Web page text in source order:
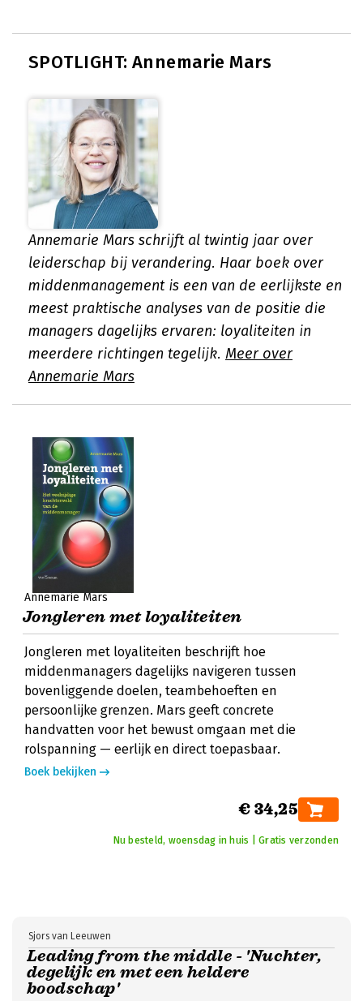
SPOTLIGHT: Annemarie Mars
Annemarie Mars schrijft al twintig jaar over
leiderschap bij verandering. Haar boek over
middenmanagement is een van de eerlijkste en
meest praktische analyses van de positie die
managers dagelijks ervaren: loyaliteiten in
meerdere richtingen tegelijk. Meer over
Annemarie Mars
Annemarie Mars
Jongleren met loyaliteiten
Jongleren met loyaliteiten beschrijft hoe
middenmanagers dagelijks navigeren tussen
bovenliggende doelen, teambehoeften en
persoonlijke grenzen. Mars geeft concrete
handvatten voor het bewust omgaan met die
rolspanning — eerlijk en direct toepasbaar.
Boek bekijken
€ 34,25
Nu besteld, woensdag in huis | Gratis verzonden
Leading from the middle - 'Nuchter,
degelijk en met een heldere
boodschap'
Sjors van Leeuwen